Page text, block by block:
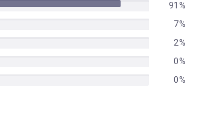
đoạn trưởng thành một lần trong đời. Những
quy định chẳng phải là chiếc lồng giam vô hình
sợ!” “Cái gì cũng có cái giá của nó. Sự trưởng
thương, nhưng con có quyền chọn giữ lại
giúp bạn sống chậm lại giữa dòng đời vội vã
cả nỗi đau. Từng dòng suy nghĩ của nhân vật
ánh nhìn của bạn đọc, nhỏ giọt rơi trên áo và
kém phần nhạy cảm. Bạn nhận ra chúng ta
91%
7%
2%
0%
0%